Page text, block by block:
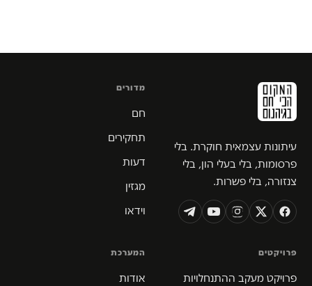
עיתונות עצמאית חוקרת. בלי
פרסומות, בלי בעלי הון, בלי
צנזורה, בלי פשרות.
מדורים
חם
תחקירים
דעות
מגזין
וידאו
פרויקטים
פרויקט מעקב ההתנחלויות
המערכת
אודות